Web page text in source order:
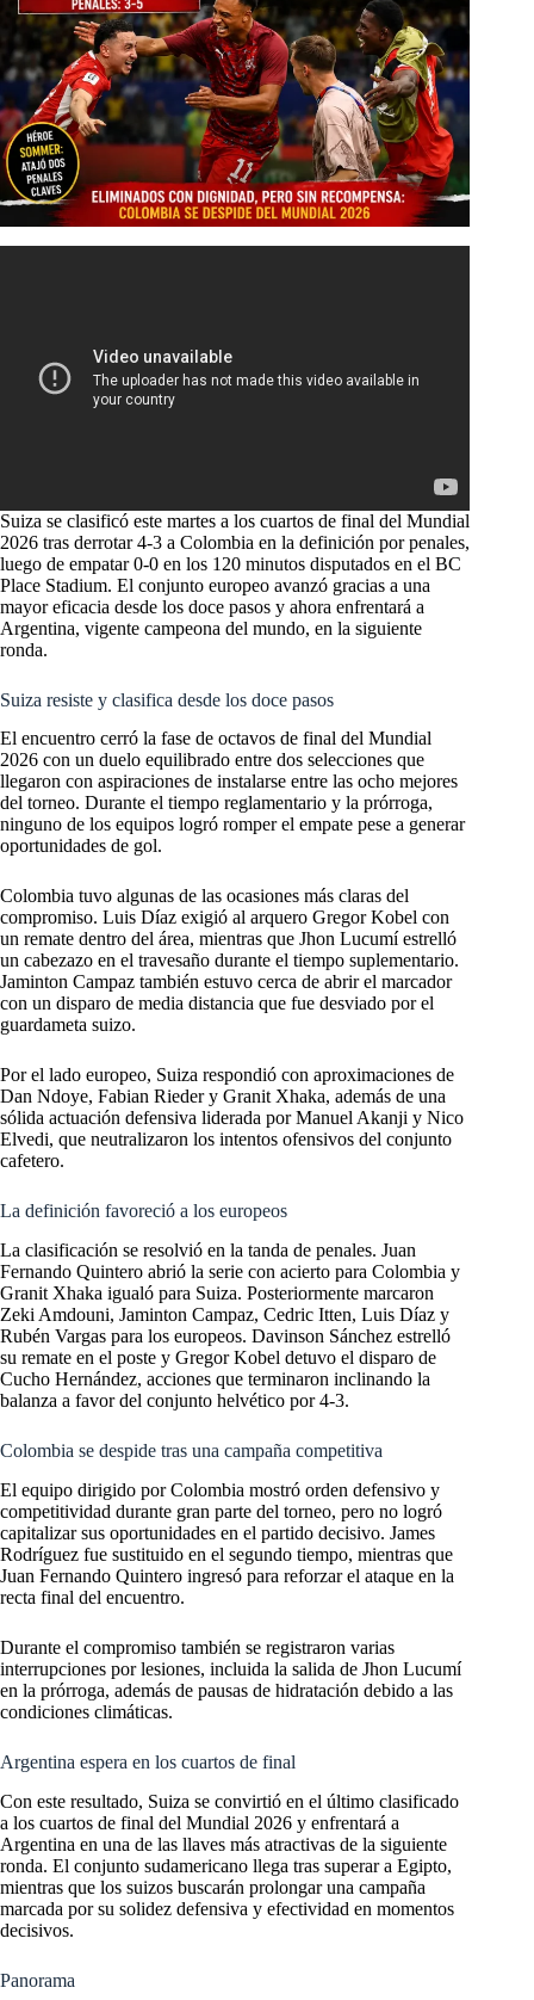
Suiza se clasificó este martes a los cuartos de final del Mundial
2026 tras derrotar 4-3 a Colombia en la definición por penales,
luego de empatar 0-0 en los 120 minutos disputados en el BC
Place Stadium. El conjunto europeo avanzó gracias a una
mayor eficacia desde los doce pasos y ahora enfrentará a
Argentina, vigente campeona del mundo, en la siguiente
ronda.
Suiza resiste y clasifica desde los doce pasos
El encuentro cerró la fase de octavos de final del Mundial
2026 con un duelo equilibrado entre dos selecciones que
llegaron con aspiraciones de instalarse entre las ocho mejores
del torneo. Durante el tiempo reglamentario y la prórroga,
ninguno de los equipos logró romper el empate pese a generar
oportunidades de gol.
Colombia tuvo algunas de las ocasiones más claras del
compromiso. Luis Díaz exigió al arquero Gregor Kobel con
un remate dentro del área, mientras que Jhon Lucumí estrelló
un cabezazo en el travesaño durante el tiempo suplementario.
Jaminton Campaz también estuvo cerca de abrir el marcador
con un disparo de media distancia que fue desviado por el
guardameta suizo.
Por el lado europeo, Suiza respondió con aproximaciones de
Dan Ndoye, Fabian Rieder y Granit Xhaka, además de una
sólida actuación defensiva liderada por Manuel Akanji y Nico
Elvedi, que neutralizaron los intentos ofensivos del conjunto
cafetero.
La definición favoreció a los europeos
La clasificación se resolvió en la tanda de penales. Juan
Fernando Quintero abrió la serie con acierto para Colombia y
Granit Xhaka igualó para Suiza. Posteriormente marcaron
Zeki Amdouni, Jaminton Campaz, Cedric Itten, Luis Díaz y
Rubén Vargas para los europeos. Davinson Sánchez estrelló
su remate en el poste y Gregor Kobel detuvo el disparo de
Cucho Hernández, acciones que terminaron inclinando la
balanza a favor del conjunto helvético por 4-3.
Colombia se despide tras una campaña competitiva
El equipo dirigido por Colombia mostró orden defensivo y
competitividad durante gran parte del torneo, pero no logró
capitalizar sus oportunidades en el partido decisivo. James
Rodríguez fue sustituido en el segundo tiempo, mientras que
Juan Fernando Quintero ingresó para reforzar el ataque en la
recta final del encuentro.
Durante el compromiso también se registraron varias
interrupciones por lesiones, incluida la salida de Jhon Lucumí
en la prórroga, además de pausas de hidratación debido a las
condiciones climáticas.
Argentina espera en los cuartos de final
Con este resultado, Suiza se convirtió en el último clasificado
a los cuartos de final del Mundial 2026 y enfrentará a
Argentina en una de las llaves más atractivas de la siguiente
ronda. El conjunto sudamericano llega tras superar a Egipto,
mientras que los suizos buscarán prolongar una campaña
marcada por su solidez defensiva y efectividad en momentos
decisivos.
Panorama